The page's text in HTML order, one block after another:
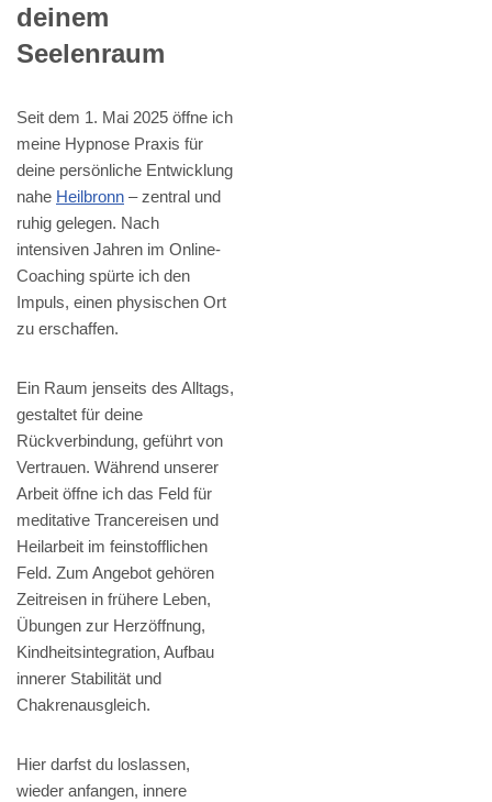
deinem
Seelenraum
Seit dem 1. Mai 2025 öffne ich
meine Hypnose Praxis für
deine persönliche Entwicklung
nahe Heilbronn – zentral und
ruhig gelegen. Nach
intensiven Jahren im Online-
Coaching spürte ich den
Impuls, einen physischen Ort
zu erschaffen.
Ein Raum jenseits des Alltags,
gestaltet für deine
Rückverbindung, geführt von
Vertrauen. Während unserer
Arbeit öffne ich das Feld für
meditative Trancereisen und
Heilarbeit im feinstofflichen
Feld. Zum Angebot gehören
Zeitreisen in frühere Leben,
Übungen zur Herzöffnung,
Kindheitsintegration, Aufbau
innerer Stabilität und
Chakrenausgleich.
Hier darfst du loslassen,
wieder anfangen, innere